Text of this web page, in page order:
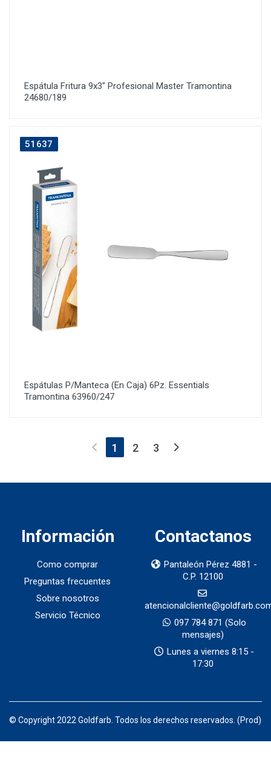
Espátula Fritura 9x3" Profesional Master Tramontina
24680/189
51637
Espátulas P/Manteca (En Caja) 6Pz. Essentials
Tramontina 63960/247
1 (current)
2 3
Información
Como comprar
Preguntas frecuentes
Sobre nosotros
Servicio Técnico
Contactanos
Pantaleón Pérez 4881 -
C.P. 12100
097 784 871 (Solo
mensajes)
Lunes a viernes 8:15 -
17:30
© Copyright 2022 Goldfarb. Todos los derechos reservados. (Prod)